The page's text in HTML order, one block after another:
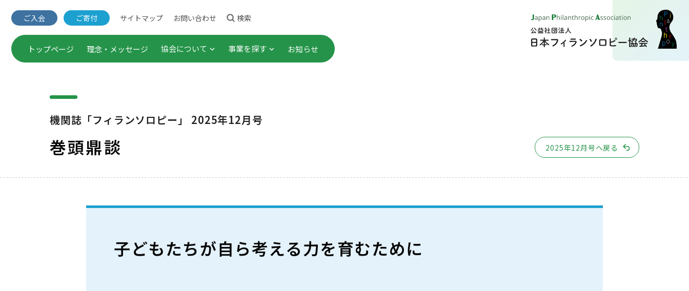
ご入会 ご寄付 サイトマップ お問い合わせ 検索
トップページ 理念・メッセージ 協会について
事業概要
事業を探す
セミナー・研修
お知らせ
機関誌「フィランソロピー」 2025年12月号
巻頭鼎談 2025年12月号へ戻る
子どもたちが自ら考える力を育むために